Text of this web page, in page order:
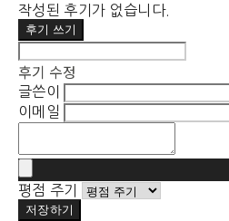
작성된 후기가 없습니다.
후기 쓰기
후기 수정
글쓴이
이메일
평점 주기
저장하기